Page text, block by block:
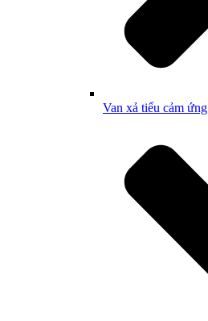
Van xả tiểu cảm ứng